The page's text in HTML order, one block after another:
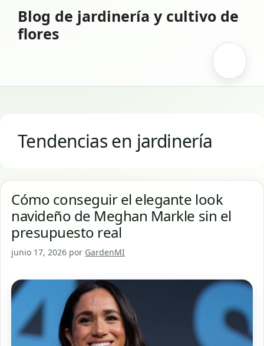
contenido
Blog de jardinería y cultivo de
flores
Tendencias en jardinería
Cómo conseguir el elegante look
navideño de Meghan Markle sin el
presupuesto real
junio 17, 2026 por GardenMI